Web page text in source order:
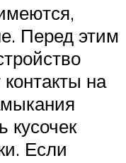
Перед этим
на
кусочек
Если